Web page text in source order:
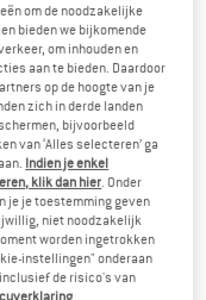
MOUNTAINEERING
Everlite
slaapzak
€ 383,95
5,0 (5)
om de noodzakelijke
bieden we bijkomende
om inhouden en
aan te bieden. Daardoor
op de hoogte van je
zich in derde landen
bijvoorbeeld
van ‘Alles selecteren’ ga
Indien je enkel
klik dan hier . Onder
je je toestemming geven
niet noodzakelijk
worden ingetrokken
instellingen" onderaan
de risico's van